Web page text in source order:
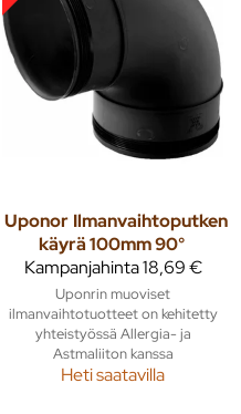
Uponor Ilmanvaihtoputken
käyrä 100mm 90°
Kampanjahinta18,69 €
Uponrin muoviset
ilmanvaihtotuotteet on kehitetty
yhteistyössä Allergia- ja
Astmaliiton kanssa
Heti saatavilla